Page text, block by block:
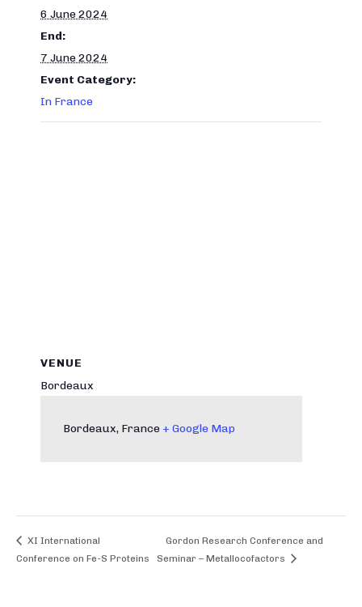
6 June 2024
End:
7 June 2024
Event Category:
In France
VENUE
Bordeaux
Bordeaux, France + Google Map
XI International
Conference on Fe-S Proteins
Gordon Research Conference and
Seminar – Metallocofactors